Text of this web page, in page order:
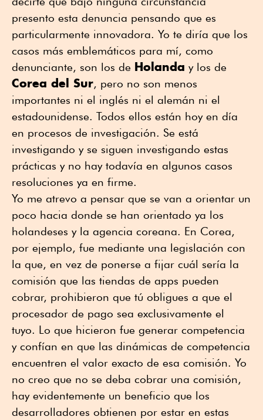
presento esta denuncia pensando que es
particularmente innovadora. Yo te diría que los
casos más emblemáticos para mí, como
denunciante, son los de Holanda y los de
Corea del Sur, pero no son menos
importantes ni el inglés ni el alemán ni el
estadounidense. Todos ellos están hoy en día
en procesos de investigación. Se está
investigando y se siguen investigando estas
prácticas y no hay todavía en algunos casos
resoluciones ya en firme.
Yo me atrevo a pensar que se van a orientar un
poco hacia donde se han orientado ya los
holandeses y la agencia coreana. En Corea,
por ejemplo, fue mediante una legislación con
la que, en vez de ponerse a fijar cuál sería la
comisión que las tiendas de apps pueden
cobrar, prohibieron que tú obligues a que el
procesador de pago sea exclusivamente el
tuyo. Lo que hicieron fue generar competencia
y confían en que las dinámicas de competencia
encuentren el valor exacto de esa comisión. Yo
no creo que no se deba cobrar una comisión,
hay evidentemente un beneficio que los
desarrolladores obtienen por estar en estas